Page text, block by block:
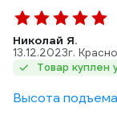
Николай Я.
13.12.2023г.
Товар куплен
Высота